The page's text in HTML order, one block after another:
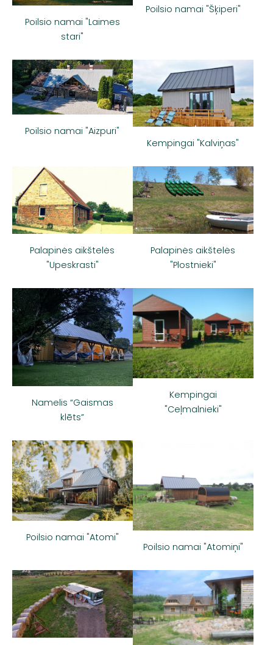
Poilsio namai "Laimes
stari"
Poilsio namai "Šķiperi"
Poilsio namai "Aizpuri"
Kempingai "Kalviņas"
Palapinės aikštelės
"Upeskrasti"
Palapinės aikštelės
"Plostnieki"
Namelis “Gaismas
klēts”
Kempingai
"Ceļmalnieki"
Poilsio namai "Atomi"
Poilsio namai "Atomiņi"